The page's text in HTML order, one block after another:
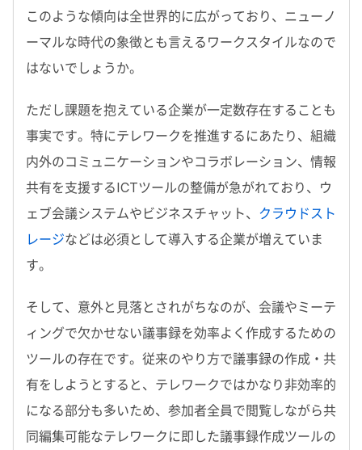
このような傾向は全世界的に広がっており、ニューノ
ーマルな時代の象徴とも言えるワークスタイルなので
はないでしょうか。
ただし課題を抱えている企業が一定数存在することも
事実です。特にテレワークを推進するにあたり、組織
内外のコミュニケーションやコラボレーション、情報
共有を支援するICTツールの整備が急がれており、ウ
ェブ会議システムやビジネスチャット、 クラウドスト
レージなどは必須として導入する企業が増えていま
す。
そして、意外と見落とされがちなのが、会議やミーテ
ィングで欠かせない議事録を効率よく作成するための
ツールの存在です。従来のやり方で議事録の作成・共
有をしようとすると、テレワークではかなり非効率的
になる部分も多いため、参加者全員で閲覧しながら共
同編集可能なテレワークに即した議事録作成ツールの